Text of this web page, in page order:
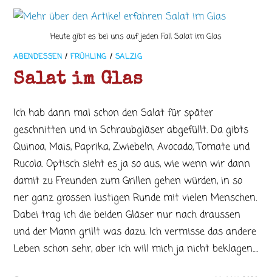
Heute gibt es bei uns auf jeden Fall Salat im Glas
ABENDESSEN /FRÜHLING / SALZIG
Salat im Glas
Ich hab dann mal schon den Salat für später
geschnitten und in Schraubgläser abgefüllt. Da gibts
Quinoa, Mais, Paprika, Zwiebeln, Avocado, Tomate und
Rucola. Optisch sieht es ja so aus, wie wenn wir dann
damit zu Freunden zum Grillen gehen würden, in so
ner ganz grossen lustigen Runde mit vielen Menschen.
Dabei trag ich die beiden Gläser nur nach draussen
und der Mann grillt was dazu. Ich vermisse das andere
Leben schon sehr, aber ich will mich ja nicht beklagen.…